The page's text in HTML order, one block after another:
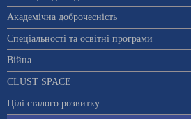
Академічна доброчесність
Спеціальності та освітні програми
Війна
CLUST SPACE
Цілі сталого розвитку